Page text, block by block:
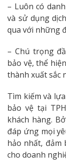
– Luôn có
và sử dụng
qua với những
– Chú trọng
bảo vệ, thể
thành xuất sắc
Tìm kiếm và
bảo vệ tại
khách hàng.
đáp ứng mọi
hảo nhất, đảm
cho doanh